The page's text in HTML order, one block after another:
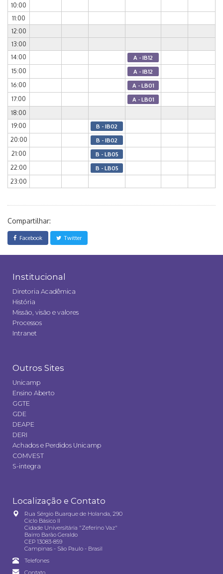
10:00
11:00
12:00
13:00
14:00
A - IB12
15:00 A - IB12
16:00 A - LB01
17:00 A - LB01
18:00
19:00
B - IB02
20:00 B - IB02
21:00 B - LB05
22:00 B - LB05
23:00
Compartilhar:
Facebook Twitter
Institucional
Diretoria Acadêmica
História
Missão, visão e valores
Processos
Intranet
Outros Sites
Unicamp
Ensino Aberto
GGTE
GDE
DEAPE
DERI
Achados e Perdidos Unicamp
COMVEST
S-integra
Localização e Contato
Rua Sérgio Buarque de Holanda, 290
Ciclo Básico II
Cidade Universitária "Zeferino Vaz"
Bairro Barão Geraldo
CEP 13083-859
Campinas - São Paulo - Brasil
Telefones